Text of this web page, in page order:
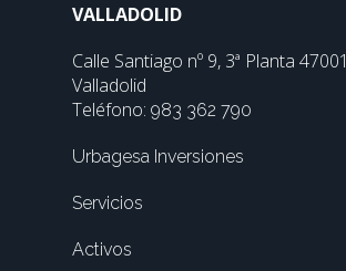
VALLADOLID
Calle Santiago nº 9, 3ª Planta 47001
Valladolid
Teléfono: 983 362 790
Urbagesa Inversiones
Servicios
Activos